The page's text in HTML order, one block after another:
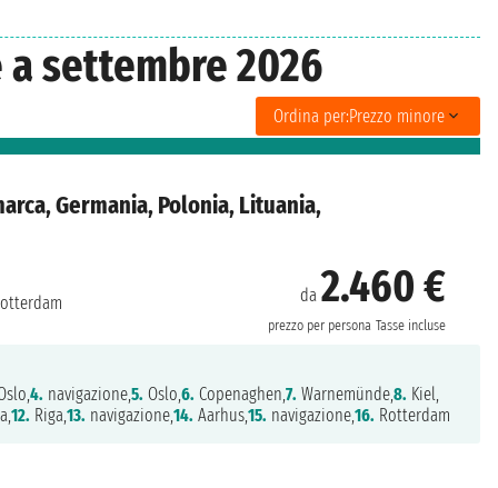
settembre 2026
Ordina per:Prezzo minore
Germania, Polonia, Lituania,
da 2.460 €
prezzo per persona Tasse incluse
4. navigazione,5. Oslo, 6. Copenaghen, 7. Warnemünde,8. Kiel,
12. Riga, 13. navigazione,14. Aarhus,15. navigazione,16. Rotterdam